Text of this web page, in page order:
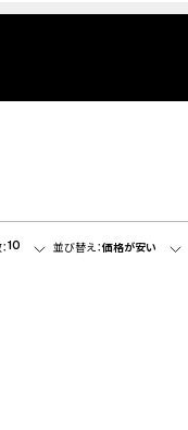
10 並び替え：価格が安い